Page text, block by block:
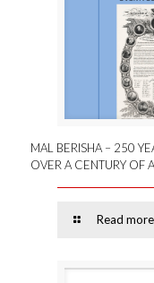
MAL BERISHA – 250
OVER A CENTURY OF
Read more